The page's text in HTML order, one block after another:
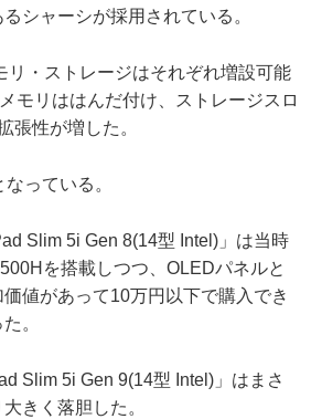
シャーシが採用されている。
リ・ストレージはそれぞれ増設可能
モリははんだ付け、ストレージスロ
張性が増した。
っている。
Slim 5i Gen 8(14型 Intel)」は当時
を搭載しつつ、OLEDパネルと
値があって10万円以下で購入でき
。
Slim 5i Gen 9(14型 Intel)」はまさ
きく落胆した。